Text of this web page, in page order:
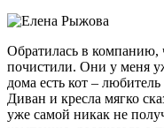
Обратилась в компанию,
почистили. Они у меня
дома есть кот –
Диван и кресла мягко
уже самой никак не